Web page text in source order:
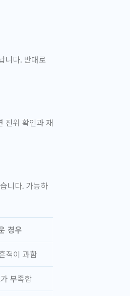
니다. 반대로
진위 확인과 재
니다. 가능하
경우
적이 과함
부족함